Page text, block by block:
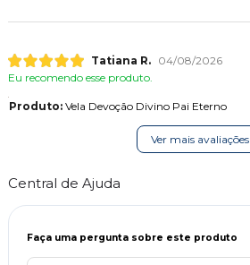
Tatiana R.
04/08/2026
Eu recomendo esse produto.
Produto:Vela Devoção Divino Pai Eterno
Ver mais avaliações
Central de Ajuda
Faça uma pergunta sobre este produto